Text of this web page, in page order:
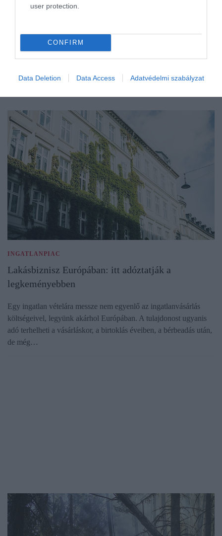
user protection.
CONFIRM
Data Deletion Data Access Adatvédelmi szabályzat
INGATLANPIAC
Lakásbiznisz Európában: itt adóztatják a
legkeményebben
Egy ingatlan vételára messze nem egyenlő az ingatlanvásárlás
költségeivel, legyünk akárhol Európában. A tulajdonost ugyanis
adó terhelheti a vásárláskor, a birtoklás éveiben, a bérbeadás után,
de még…